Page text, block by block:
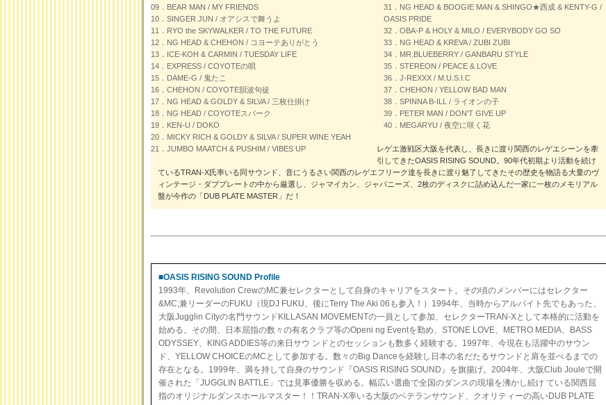
09．BEAR MAN / MY FRIENDS
10．SINGER JUN / オアシスで舞うよ
11．RYO the SKYWALKER / TO THE FUTURE
12．NG HEAD & CHEHON / コヨーテありがとう
13．ICE-KOH & CARMIN / TUESDAY LIFE
14．EXPRESS / COYOTEの唄
15．DAME-G / 鬼たこ
16．CHEHON / COYOTE韻波句徒
17．NG HEAD & GOLDY & SILVA / 三枚仕掛け
18．NG HEAD / COYOTEスパーク
19．KEN-U / DOKO
20．MICKY RICH & GOLDY & SILVA / SUPER WINE YEAH
21．JUMBO MAATCH & PUSHIM / VIBES UP
31．NG HEAD & BOOGIE MAN & SHINGO★西成 & KENTY-G /
OASIS PRIDE
32．OBA-P & HOLY & MILO / EVERYBODY GO SO
33．NG HEAD & KREVA / ZUBI ZUBI
34．MR.BLUEBERRY / GANBARU STYLE
35．STEREON / PEACE & LOVE
36．J-REXXX / M.U.S.I.C
37．CHEHON / YELLOW BAD MAN
38．SPINNA B-ILL / ライオンの子
39．PETER MAN / DON'T GIVE UP
40．MEGARYU / 夜空に咲く花
レゲエ激戦区大阪を代表し、長きに渡り関西のレゲエシーンを牽
引してきたOASIS RISING SOUND。90年代初期より活動を続け
ているTRAN-X氏率いる同サウンド、音にうるさい関西のレゲエフリーク達を長きに渡り魅了してきたその歴史を物語る大量のヴ
ィンテージ・ダブプレートの中から厳選し、ジャマイカン、ジャパニーズ、2枚のディスクに詰め込んだ一家に一枚のメモリアル
盤が今作の「DUB PLATE MASTER」だ！
■OASIS RISING SOUND Profile
1993年、Revolution CrewのMC兼セレクターとして自身のキャリアをスタート。その頃のメンバーにはセレクター
&MC;兼リーダーのFUKU（現DJ FUKU、後にTerry The Aki 06も参入！）1994年、当時からアルバイト先でもあった、
大阪Jugglin Cityの名門サウンドKILLASAN MOVEMENTの一員として参加、セレクターTRAN-Xとして本格的に活動を
始める。その間、日本屈指の数々の有名クラブ等のOpeni ng Eventを勤め、STONE LOVE、METRO MEDIA、BASS
ODYSSEY、KING ADDIES等の来日サウ ンドとのセッションも数多く経験する。1997年、今現在も活躍中のサウン
ド、YELLOW CHOICEのMCとして参加する。数々のBig Danceを経験し日本の名だたるサウンドと肩を並べるまでの
存在となる。1999年、満を持して自身のサウンド『OASIS RISING SOUND』を旗揚げ。2004年、大阪Club Jouleで開
催された「JUGGLIN BATTLE」では見事優勝を収める。幅広い選曲で全国のダンスの現場を沸かし続け ている関西屈
指のオリジナルダンスホールマスター！！TRAN-X率いる大阪のベテランサウンド、クオリティーの高いDUB PLATE